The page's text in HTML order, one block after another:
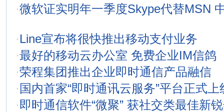
·微软证实明年一季度Skype代替MSN
·Line宣布将很快推出移动支付业务
·最好的移动云办公室 免费企业IM信鸽
·荣程集团推出企业即时通信产品融信
· 国内首家“即时通讯云服务”平台正式上
·即时通信软件“微聚” 获社交类最佳新